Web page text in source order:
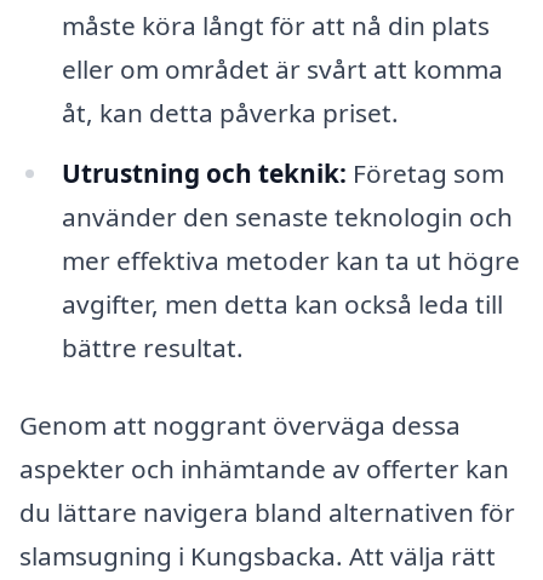
måste köra långt för att nå din plats
eller om området är svårt att komma
åt, kan detta påverka priset.
Utrustning och teknik: Företag som
använder den senaste teknologin och
mer effektiva metoder kan ta ut högre
avgifter, men detta kan också leda till
bättre resultat.
Genom att noggrant överväga dessa
aspekter och inhämtande av offerter kan
du lättare navigera bland alternativen för
slamsugning i Kungsbacka. Att välja rätt